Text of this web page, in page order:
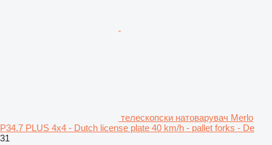
телескопски натоварувач Merlo
P34.7 PLUS 4x4 - Dutch license plate 40 km/h - pallet forks - De
31